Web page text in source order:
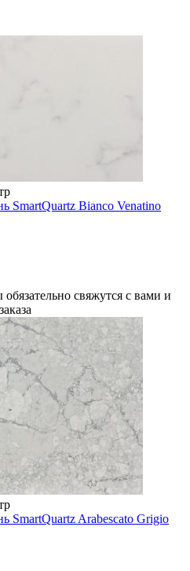
SmartQuartz Bianco Venatino
свяжутся с вами и
SmartQuartz Arabescato Grigio